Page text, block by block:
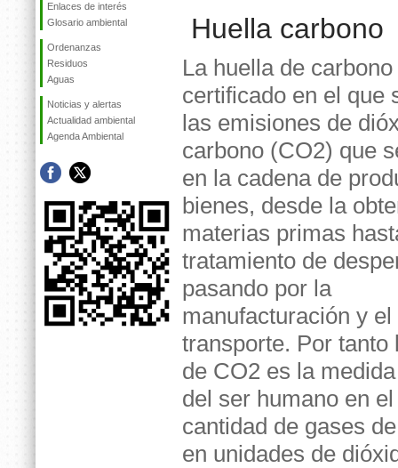
Enlaces de interés
Glosario ambiental
Ordenanzas
Residuos
Aguas
Noticias y alertas
Actualidad ambiental
Agenda Ambiental
Huella carbono
La huella de
certificado en el que
las emisiones de
carbono (CO2) que
en la cadena de
bienes, desde la
materias primas
tratamiento de
pasando por la
manufacturación y el
transporte. Por tanto
de CO2 es la
del ser humano en
cantidad de gases
en unidades de